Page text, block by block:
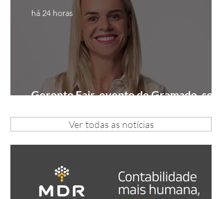
Geronto Fair, evento de Gramado, será
há 24 horas
Ver todas as notícias